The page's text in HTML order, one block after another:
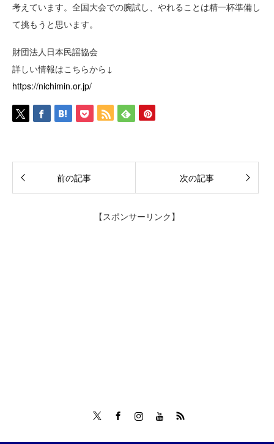
考えています。全国大会での腕試し、やれることは精一杯準備し
て挑もうと思います。
財団法人日本民謡協会
詳しい情報はこちらから↓
https://nichimin.or.jp/
前の記事 次の記事
【スポンサーリンク】
InstagramTumblr RSS